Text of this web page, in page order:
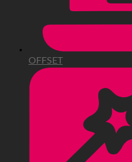
OFFSET